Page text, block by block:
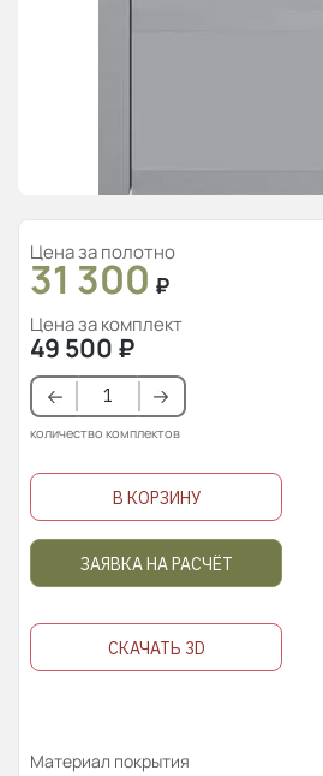
Цена за полотно
31 300 ₽
Цена за комплект
49 500 ₽
количество комплектов
В КОРЗИНУ
ЗАЯВКА НА РАСЧЁТ
СКАЧАТЬ 3D
Материал покрытия